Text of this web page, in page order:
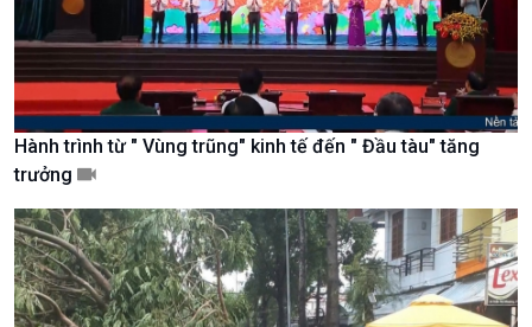
Hành trình từ " Vùng trũng" kinh tế đến " Đầu tàu" tăng
trưởng